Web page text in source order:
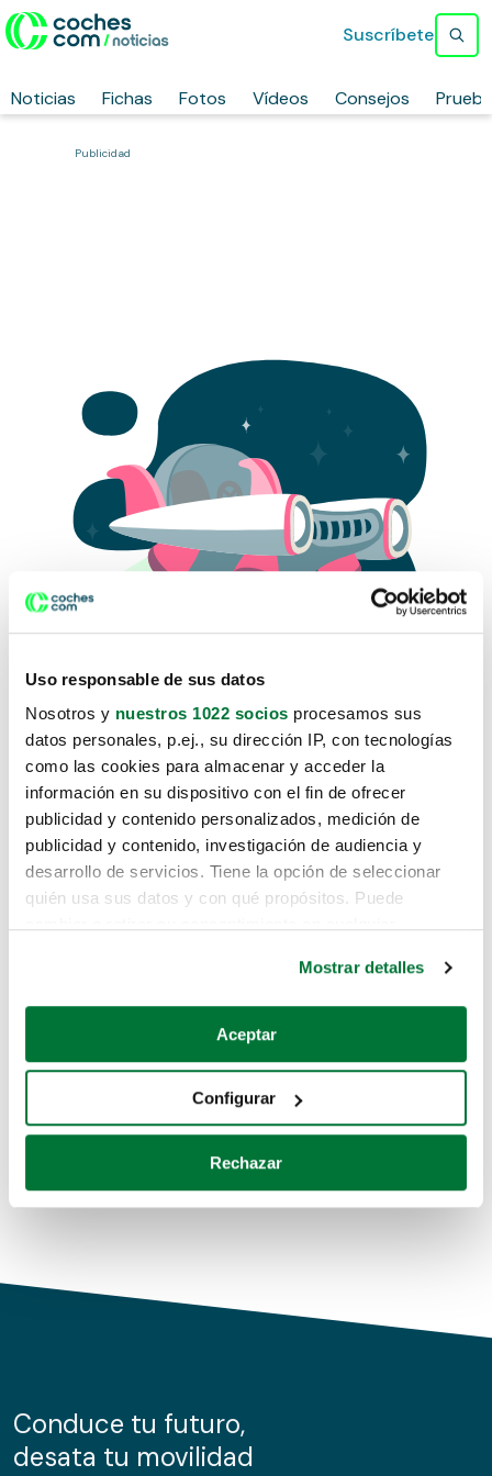
Uso responsable de sus datos
Nosotros y nuestros 1022 socios procesamos sus
datos personales, p.ej., su dirección IP, con tecnologías
como las cookies para almacenar y acceder la
información en su dispositivo con el fin de ofrecer
publicidad y contenido personalizados, medición de
publicidad y contenido, investigación de audiencia y
desarrollo de servicios. Tiene la opción de seleccionar
quién usa sus datos y con qué propósitos. Puede
Si lo permite, también quisiéramos:
Recopilar información sobre su ubicación geográfica
Identificar su dispositivo analizándolo activamente
para buscar características específicas (huellas
Obtenga más información sobre cómo se procesan sus
de cookies.
información sobre el uso que haga del sitio web con
nuestros partners de redes sociales, publicidad y análisis
Mostrar detalles
Aceptar
Configurar
Rechazar
Noticias Fichas Fotos Vídeos Consejos
Suscríbete
Publicidad
Lo sentimos, no sabemos como
te hemos traido hasta aquí.
Pero puedes encontrar el coche que estás
buscando en alguno de estos enlaces:
Coches de segunda mano
Coches de km0
Conduce tu futuro,
desata tu movilidad